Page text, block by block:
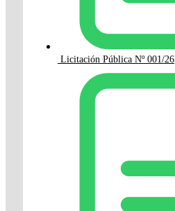
Licitación Pública Nº 001/26